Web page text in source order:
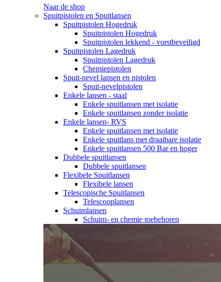
Naar de shop
Spuitpistolen en Spuitlansen
Spuitpistolen Hogedruk
Spuitpistolen Hogedruk
Spuitpistolen lekkend - vorstbeveiligd
Spuitpistolen Lagedruk
Spuitpistolen Lagedruk
Chemiepistolen
Spuit-nevel lansen en pistolen
Spuit-nevelpistolen
Enkele lansen - staal
Enkele spuitlansen met isolatie
Enkele spuitlansen zonder isolatie
Enkele lansen- RVS
Enkele spuitlansen met isolatie
Enkele spuitlans met draaibare isolatie
Enkele spuitlansen 500 Bar en hoger
Dubbele spuitlansen
Dubbele spuitlansen
Flexibele Spuitlansen
Flexibele lansen
Telescopische Spuitlansen
Telescooplansen
Schuimlansen
Schuim- en chemie toebehoren